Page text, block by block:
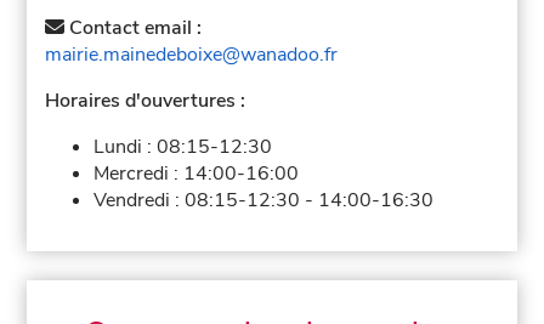
Contact email :
mairie.mainedeboixe@wanadoo.fr
Horaires d'ouvertures :
Lundi :08:15-12:30
Mercredi : 14:00-16:00
Vendredi :08:15-12:30 - 14:00-16:30